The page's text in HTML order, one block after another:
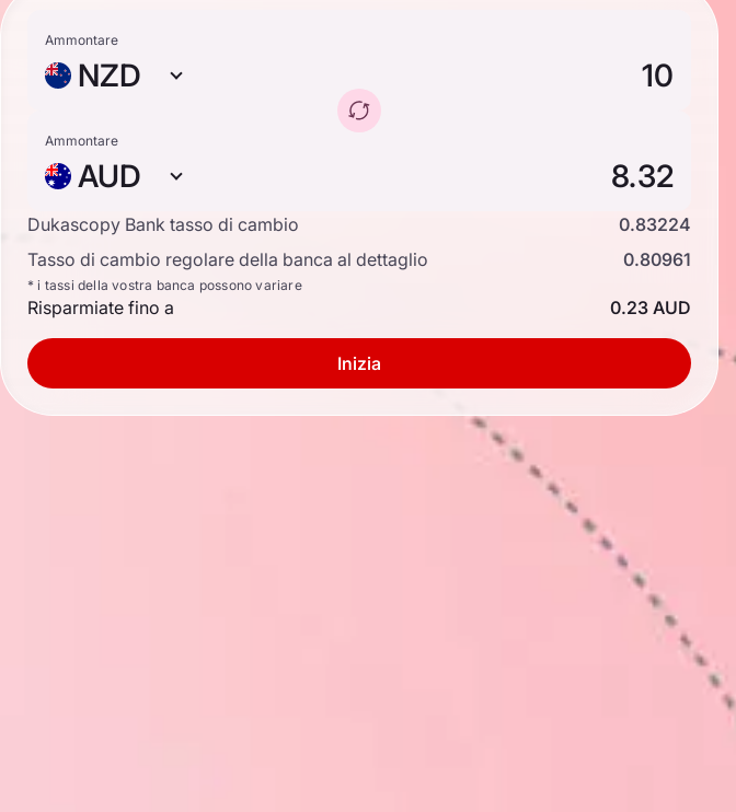
Ammontare
NZD
Ammontare
AUD
Dukascopy Bank tasso di cambio
0.83224
Tasso di cambio regolare della banca al dettaglio
0.80961
* i tassi della vostra banca possono variare
Risparmiate fino a 0.23 AUD
Inizia